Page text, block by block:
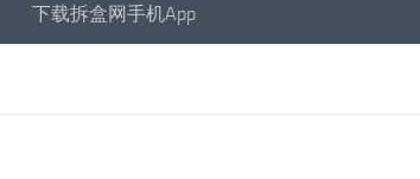
下载拆盒网手机App